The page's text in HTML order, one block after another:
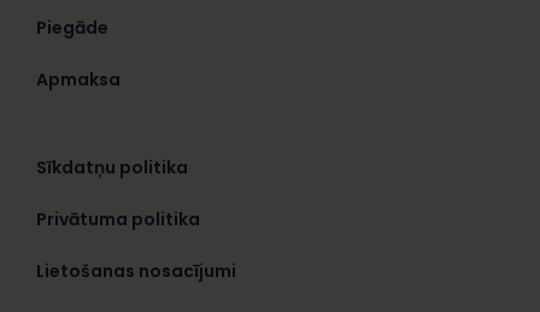
Piegāde
Apmaksa
Sīkdatņu politika
Privātuma politika
Lietošanas nosacījumi